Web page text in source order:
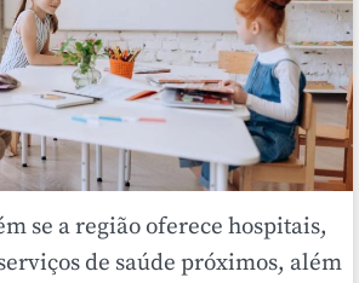
se a região oferece hospitais,
de saúde próximos, além